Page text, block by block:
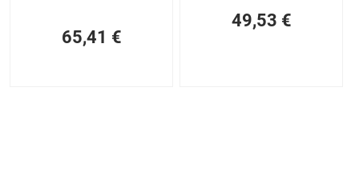
65,41 €
49,53 €